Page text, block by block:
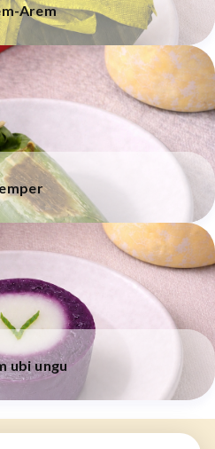
Arem
ubi ungu